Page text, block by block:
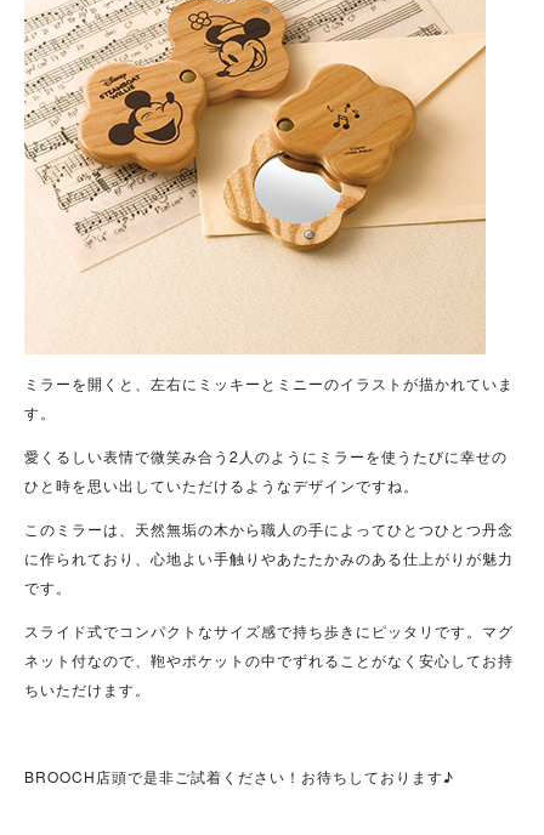
ミラーを開くと、左右にミッキーとミニーのイラストが描かれていま
す。
愛くるしい表情で微笑み合う2人のようにミラーを使うたびに幸せの
ひと時を思い出していただけるようなデザインですね。
このミラーは、天然無垢の木から職人の手によってひとつひとつ丹念
に作られており、心地よい手触りやあたたかみのある仕上がりが魅力
です。
スライド式でコンパクトなサイズ感で持ち歩きにピッタリです。マグ
ネット付なので、鞄やポケットの中でずれることがなく安心してお持
ちいただけます。
BROOCH店頭で是非ご試着ください！お待ちしております♪